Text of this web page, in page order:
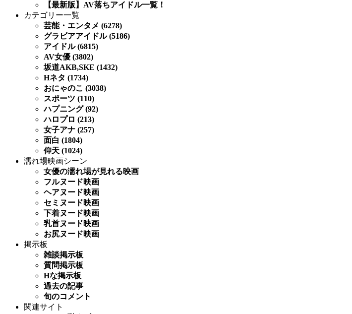
【最新版】AV落ちアイドル一覧！
カテゴリー一覧
芸能・エンタメ (6278)
グラビアアイドル (5186)
アイドル (6815)
AV女優 (3802)
坂道AKB,SKE (1432)
Hネタ (1734)
おにゃのこ (3038)
スポーツ (110)
ハプニング (92)
ハロプロ (213)
女子アナ (257)
面白 (1804)
仰天 (1024)
濡れ場映画シーン
女優の濡れ場が見れる映画
フルヌード映画
ヘアヌード映画
セミヌード映画
下着ヌード映画
乳首ヌード映画
お尻ヌード映画
掲示板
雑談掲示板
質問掲示板
Hな掲示板
過去の記事
旬のコメント
関連サイト